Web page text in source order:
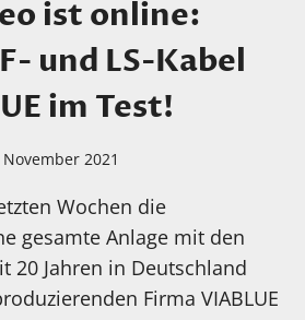
ist online:
und LS-Kabel
im Test!
November 2021
Wochen die
gesamte Anlage mit den
20 Jahren in Deutschland
Firma VIABLUE